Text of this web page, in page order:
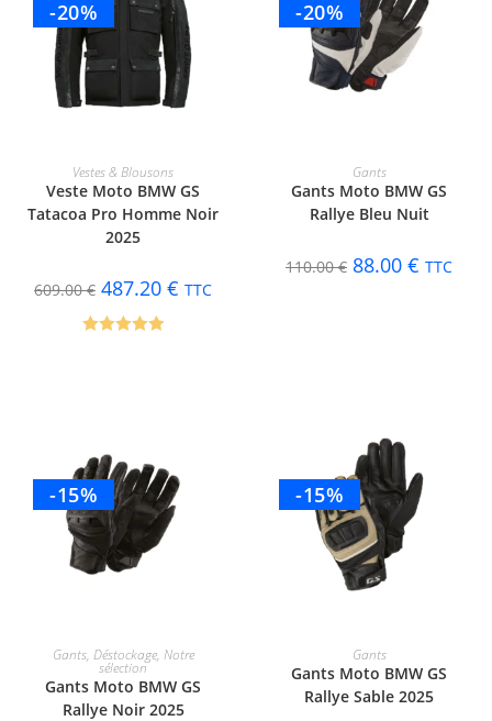
-20%
CHOIX DES OPTIONS
Vestes & Blousons
Veste Moto BMW GS
Tatacoa Pro Homme Noir
2025
609.00€ 487.20 € TTC
-20%
CHOIX DES OPTIONS
Gants
Gants Moto BMW GS
Rallye Bleu Nuit
110.00€ 88.00 € TTC
-15%
CHOIX DES OPTIONS
Gants, Déstockage, Notre
sélection
Gants Moto BMW GS
Rallye Noir 2025
-15%
CHOIX DES OPTIONS
Gants
Gants Moto BMW GS
Rallye Sable 2025